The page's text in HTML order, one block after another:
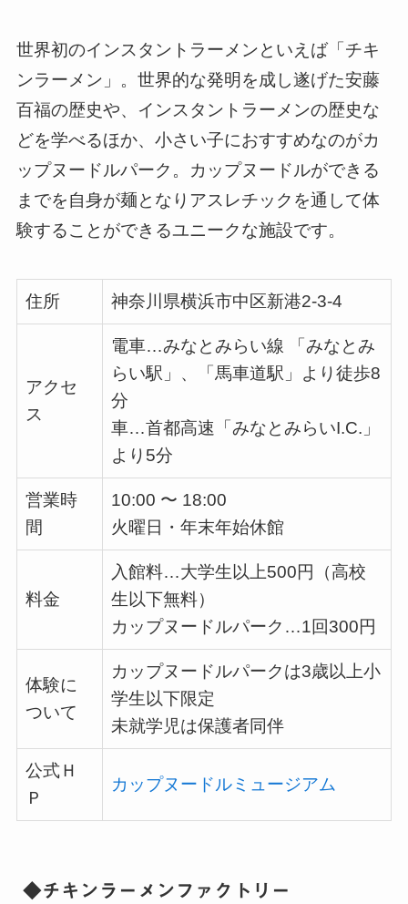
世界初のインスタントラーメンといえば「チキ
ンラーメン」。世界的な発明を成し遂げた安藤
百福の歴史や、インスタントラーメンの歴史な
どを学べるほか、小さい子におすすめなのがカ
ップヌードルパーク。カップヌードルができる
までを自身が麺となりアスレチックを通して体
験することができるユニークな施設です。
住所 神奈川県横浜市中区新港2-3-4
アクセ
ス
電車…みなとみらい線 「みなとみ
らい駅」、「馬車道駅」より徒歩8
分
車…首都高速「みなとみらいI.C. 」
より 5分
営業時
間
10:00 〜 18:00
火曜日・年末年始休館
料金
入館料…大学生以上500円（高校
生以下無料）
カップヌードルパーク…1回300円
体験に
ついて
カップヌードルパークは3歳以上小
学生以下限定
未就学児は保護者同伴
公式Ｈ
Ｐ
カップヌードルミュージアム
◆チキンラーメンファクトリー